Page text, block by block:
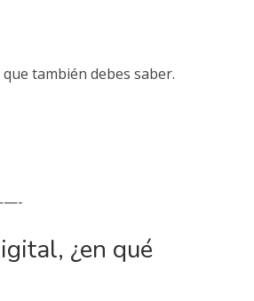
también debes saber.
¿en qué